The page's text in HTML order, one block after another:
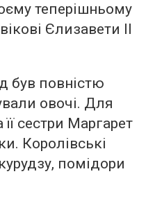
теперішньому
Єлизавети II
був повністю
овочі. Для
сестри Маргарет
Королівські
помідори